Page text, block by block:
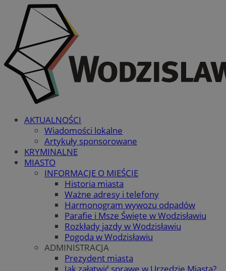
AKTUALNOŚCI
Wiadomości lokalne
Artykuły sponsorowane
KRYMINALNE
MIASTO
INFORMACJE O MIEŚCIE
Historia miasta
Ważne adresy i telefony
Harmonogram wywozu odpadów
Parafie i Msze Święte w Wodzisławiu
Rozkłady jazdy w Wodzisławiu
Pogoda w Wodzisławiu
ADMINISTRACJA
Prezydent miasta